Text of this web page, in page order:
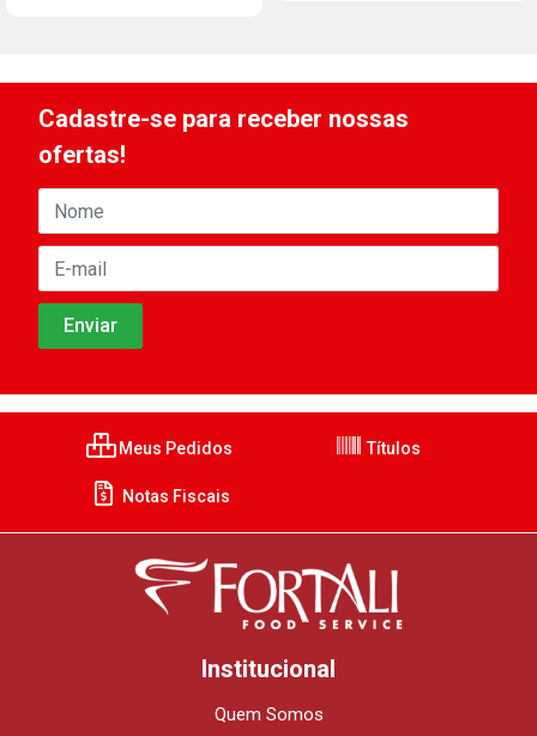
Cadastre-se para receber nossas
ofertas!
Meus Pedidos Títulos
Notas Fiscais
Institucional
Quem Somos